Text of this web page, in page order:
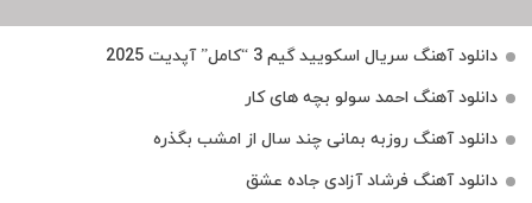
دانلود آهنگ سریال اسکویید گیم 3 “کامل” آپدیت 2025
دانلود آهنگ احمد سولو بچه های کار
دانلود آهنگ روزبه بمانی چند سال از امشب بگذره
دانلود آهنگ فرشاد آزادی جاده عشق